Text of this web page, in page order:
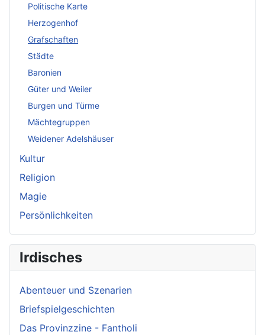
Politische Karte
Herzogenhof
Grafschaften
Städte
Baronien
Güter und Weiler
Burgen und Türme
Mächtegruppen
Weidener Adelshäuser
Kultur
Religion
Magie
Persönlichkeiten
Irdisches
Abenteuer und Szenarien
Briefspielgeschichten
Das Provinzzine - Fantholi